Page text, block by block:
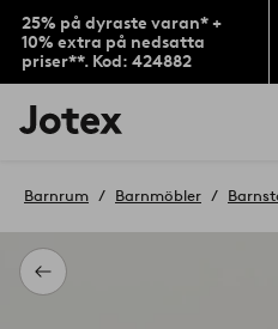
25% på dyraste varan* +
10% extra på nedsatta
priser**. Kod: 424882
Jotex
logotyp
till
Tillbaka
Barnrum Barnmöbler